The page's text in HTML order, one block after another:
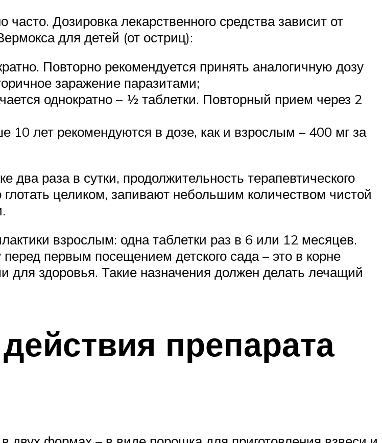
Дозировка лекарственного средства зависит от
для детей (от остриц):
Повторно рекомендуется принять аналогичную дозу
заражение паразитами;
однократно – ½ таблетки. Повторный прием через 2
10 лет рекомендуются в дозе, как и взрослым – 400 мг за
раза в сутки, продолжительность терапевтического
целиком, запивают небольшим количеством чистой
взрослым: одна таблетки раз в 6 или 12 месяцев.
первым посещением детского сада – это в корне
для здоровья. Такие назначения должен делать лечащий
препарата